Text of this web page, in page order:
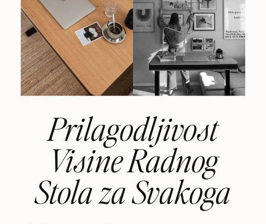
Prilagodljivost
Visine Radnog
Stola za Svakoga